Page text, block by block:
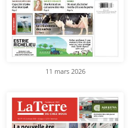
11 mars 2026